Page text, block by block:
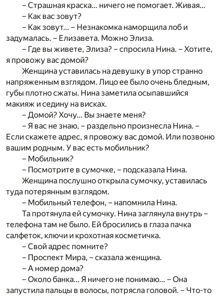
– Страшная краска… ничего не помогает. Живая…
– Как вас зовут?
– Как зовут… – Незнакомка наморщила лоб и
задумалась. – Елизавета. Можно Элиза.
– Где вы живете, Элиза? – спросила Нина. – Хотите,
я провожу вас домой?
Женщина уставилась на девушку в упор странно
напряженным взглядом. Лицо ее было очень бледным,
губы плотно сжаты. Нина заметила осыпавшийся
макияж и седину на висках.
– Домой? Хочу… Вы знаете меня?
– Я вас не знаю, – раздельно произнесла Нина. –
Если скажете адрес, я провожу вас домой. Или позвоню
вашим родным. У вас есть мобильник?
– Мобильник?
– Посмотрите в сумочке, – подсказала Нина.
Женщина послушно открыла сумочку, уставилась
туда потерянным взглядом.
– Мобильный телефон, – напомнила Нина.
Та протянула ей сумочку. Нина заглянула внутрь –
телефона там не было. Ей бросились в глаза пачка
салфеток, ключи и крохотная косметичка.
– Свой адрес помните?
– Проспект Мира, – сказала женщина.
– А номер дома?
– Около банка… Я ничего не понимаю… – Она
запустила пальцы в волосы, потрясла головой. – Что-то